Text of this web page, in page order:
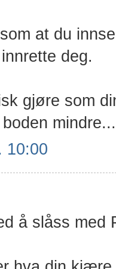
at du
deg.
gjøre som
mindre...
10:00
å slåss med